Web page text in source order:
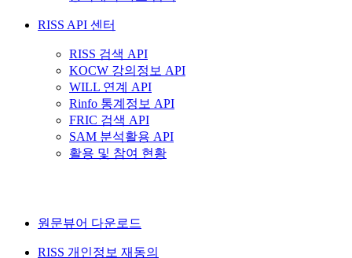
RISS API 센터
RISS 검색 API
KOCW 강의정보 API
WILL 연계 API
Rinfo 통계정보 API
FRIC 검색 API
SAM 분석활용 API
활용 및 참여 현황
원문뷰어 다운로드
RISS 개인정보 재동의